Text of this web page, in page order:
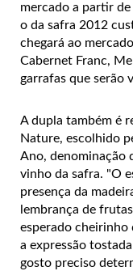
mercado a partir
o da safra 2012
chegará ao
Cabernet Franc,
garrafas que serão
A dupla também é
Nature, escolhido
Ano, denominação
vinho da safra. "O
presença da
lembrança de
esperado cheirinho
a expressão
gosto preciso